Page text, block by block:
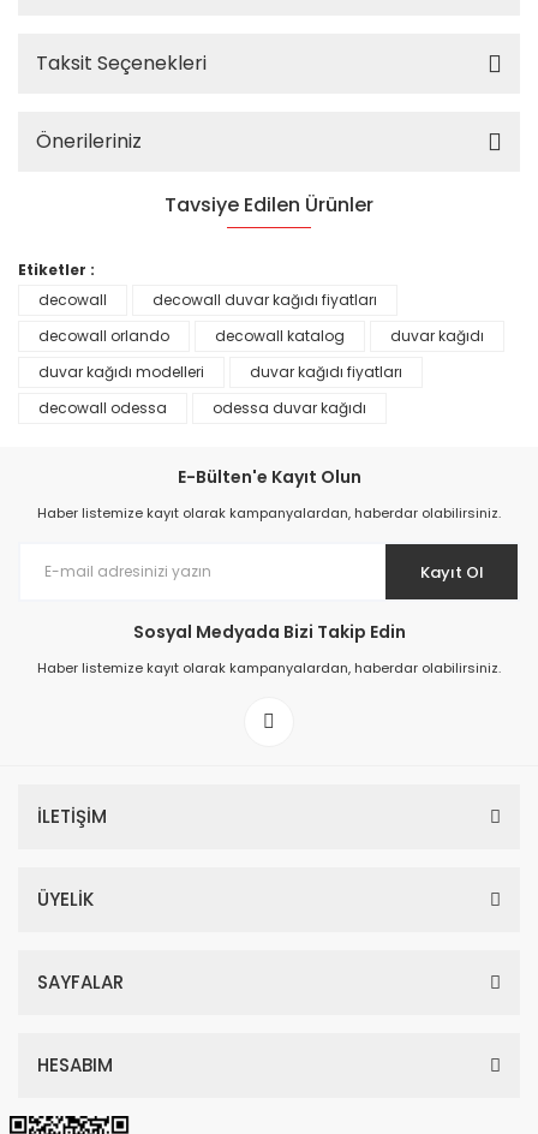
Taksit Seçenekleri
Önerileriniz
Tavsiye Edilen Ürünler
Prime ArtDECO Duvar Kağıdı Tutkalı 500 gr
199,00 TL
Etiketler :
decowall
decowall duvar kağıdı fiyatları
decowall orlando
decowall katalog
duvar kağıdı
duvar kağıdı modelleri
duvar kağıdı fiyatları
decowall odessa
odessa duvar kağıdı
E-Bülten'e Kayıt Olun
Haber listemize kayıt olarak kampanyalardan, haberdar olabilirsiniz.
Kayıt Ol
Sosyal Medyada Bizi Takip Edin
Haber listemize kayıt olarak kampanyalardan, haberdar olabilirsiniz.
İLETİŞİM
ÜYELİK
SAYFALAR
HESABIM